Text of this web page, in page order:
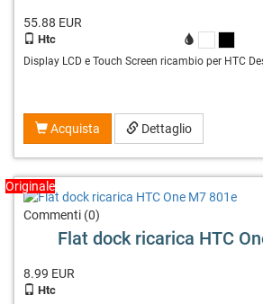
55.88 EUR
Htc
Display LCD e Touch Screen ricambio per HTC
Acquista Dettaglio
Originale
Commenti (0)
Flat dock ricarica HTC
8.99 EUR
Htc